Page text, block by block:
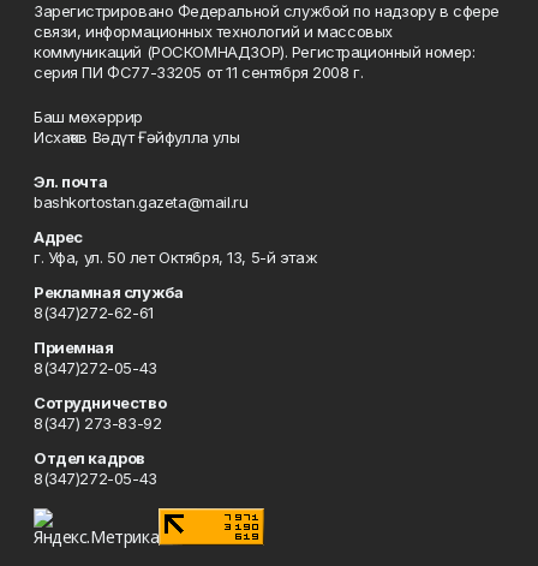
Зарегистрировано Федеральной службой по надзору в сфере
связи, информационных технологий и массовых
коммуникаций (РОСКОМНАДЗОР). Регистрационный номер:
серия ПИ ФС77-33205 от 11 сентября 2008 г.
Баш мөхәррир
Исхаҡов Вәдүт Ғәйфулла улы
Эл. почта
bashkortostan.gazeta@mail.ru
Адрес
г. Уфа, ул. 50 лет Октября, 13, 5-й этаж
Рекламная служба
8(347)272-62-61
Приемная
8(347)272-05-43
Сотрудничество
8(347) 273-83-92
Отдел кадров
8(347)272-05-43